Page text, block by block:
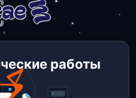
работы